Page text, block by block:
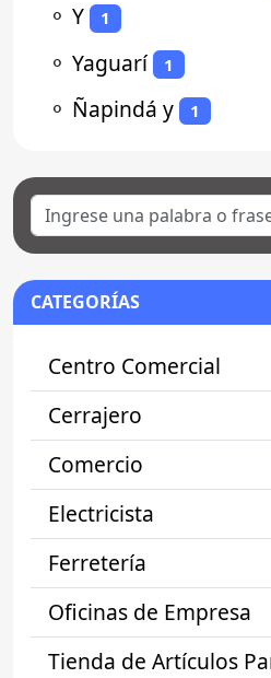
⚬ Y 1
⚬ Yaguarí 1
⚬ Ñapindá y 1
CATEGORÍAS
Centro Comercial
Cerrajero
Comercio
Electricista
Ferretería
Oficinas de Empresa
Tienda de Artículos